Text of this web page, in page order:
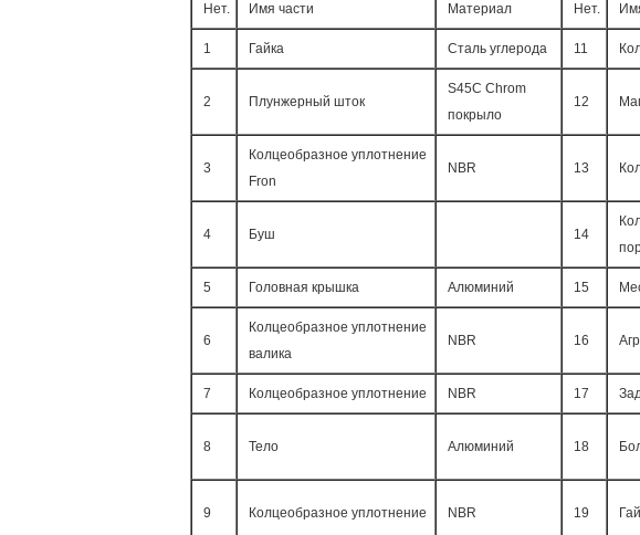
Нет. Имя части Материал Нет.
1 Гайка Сталь углерода 11
2 Плунжерный шток
S45C Chrom
покрыло
12
3
Колцеобразное уплотнение
Fron
NBR 13
4 Буш 14
5 Головная крышка Алюминий 15
6
Колцеобразное уплотнение
валика
NBR 16
7 Колцеобразное уплотнение NBR 17
8 Тело Алюминий 18
9 Колцеобразное уплотнение NBR 19